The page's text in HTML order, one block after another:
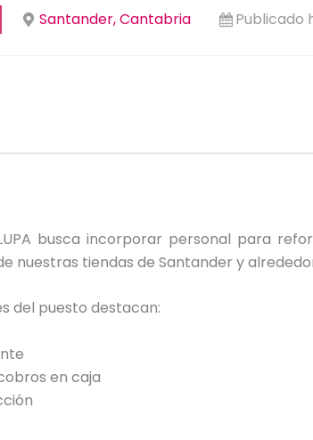
Santander, Cantabria Publicado
busca incorporar personal para
nuestras tiendas de Santander y
del puesto destacan:
en caja